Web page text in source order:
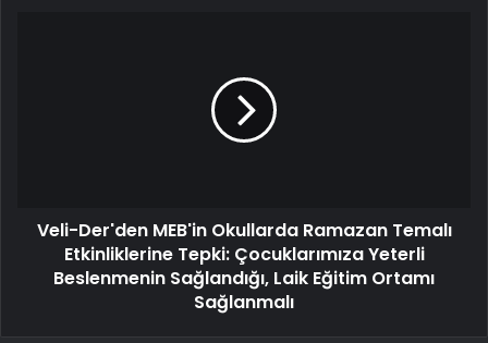
Veli-Der'den MEB'in Okullarda Ramazan Temalı
Etkinliklerine Tepki: Çocuklarımıza Yeterli
Beslenmenin Sağlandığı, Laik Eğitim Ortamı
Sağlanmalı